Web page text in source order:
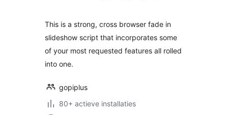
This is a strong, cross browser fade in
slideshow script that incorporates some
of your most requested features all rolled
into one.
gopiplus
80+ actieve installaties